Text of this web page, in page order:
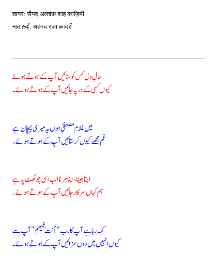
शायर: सैयद अल्ताफ़ शाह काज़िमी
नात ख़्वाँ: अहमद रज़ा क़ादरी
حالِ دل کس کو سنائیں آپ کے ہوتے ہوئے
کیوں کسی کے در پہ جائیں آپ کے ہوتے ہوئے۔
میں غلامِ مصطفیٰ ہوں یہ میری پہچان ہے
غم مجھے کیوں کر ستائیں آپ کے ہوتے ہوئے۔
اپنا جینا، اپنا مرنا اب اسی چوکھٹ پہ ہے
ہم کہاں سرکار جائیں آپ کے ہوتے ہوئے۔
کہہ رہا ہے آپ کا رب “أَنتَ فِيهِمْ” آپ سے
کیوں انہیں میں دوں سزائیں آپ کے ہوتے ہوئے۔